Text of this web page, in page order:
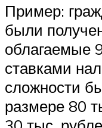
Пример:
были
облагаемые
ставками
сложности
размере 80